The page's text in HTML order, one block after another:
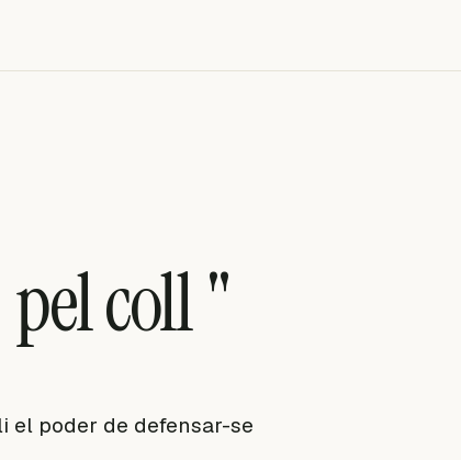
coll "
el poder de defensar-se